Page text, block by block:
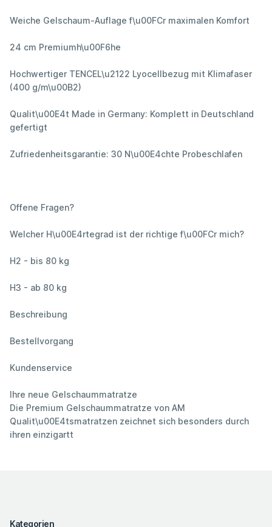
Weiche Gelschaum-Auflage f\u00FCr maximalen Komfort
24 cm Premiumh\u00F6he
Hochwertiger TENCEL\u2122 Lyocellbezug mit Klimafaser
(400 g/m\u00B2)
Qualit\u00E4t Made in Germany: Komplett in Deutschland
gefertigt
Zufriedenheitsgarantie: 30 N\u00E4chte Probeschlafen
Offene Fragen?
Welcher H\u00E4rtegrad ist der richtige f\u00FCr mich?
H2 - bis 80 kg
H3 - ab 80 kg
Beschreibung
Bestellvorgang
Kundenservice
Ihre neue Gelschaummatratze
Die Premium Gelschaummatratze von AM
Qualit\u00E4tsmatratzen zeichnet sich besonders durch
ihren einzigartt
Kategorien